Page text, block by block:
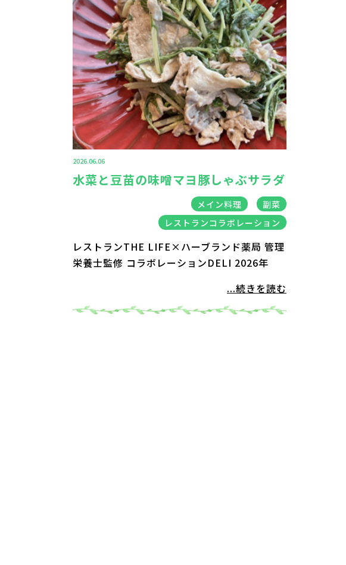
2026.06.06
水菜と豆苗の味噌マヨ豚しゃぶサラダ
メイン料理
副菜
レストランコラボレーション
レストランTHE LIFE×ハーブランド薬局 管理
栄養士監修 コラボレーションDELI 2026年
...続きを読む